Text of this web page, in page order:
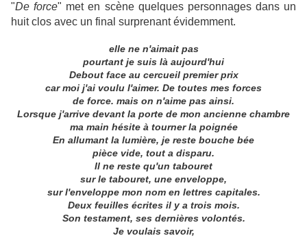
"De force" met en scène quelques personnages dans un
huit clos avec un final surprenant évidemment.
elle ne n'aimait pas
pourtant je suis là aujourd'hui
Debout face au cercueil premier prix
car moi j'ai voulu l'aimer. De toutes mes forces
de force. mais on n'aime pas ainsi.
Lorsque j'arrive devant la porte de mon ancienne chambre
ma main hésite à tourner la poignée
En allumant la lumière, je reste bouche bée
pièce vide, tout a disparu.
Il ne reste qu'un tabouret
sur le tabouret, une enveloppe,
sur l'enveloppe mon nom en lettres capitales.
Deux feuilles écrites il y a trois mois.
Son testament, ses dernières volontés.
Je voulais savoir,